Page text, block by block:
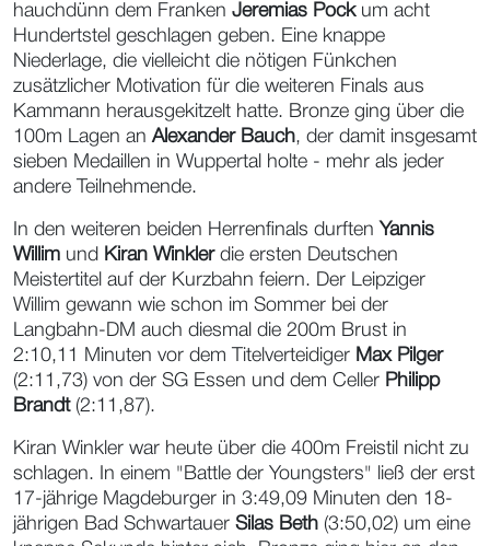
hauchdünn dem Franken Jeremias Pockum acht
Hundertstel geschlagen geben. Eine knappe
Niederlage, die vielleicht die nötigen Fünkchen
zusätzlicher Motivation für die weiteren Finals aus
Kammann herausgekitzelt hatte. Bronze ging über die
100m Lagen an Alexander Bauch, der damit insgesamt
sieben Medaillen in Wuppertal holte - mehr als jeder
andere Teilnehmende.
In den weiteren beiden Herrenfinals durften Yannis
Willim und Kiran Winklerdie ersten Deutschen
Meistertitel auf der Kurzbahn feiern. Der Leipziger
Willim gewann wie schon im Sommer bei der
Langbahn-DM auch diesmal die 200m Brust in
2:10,11 Minuten vor dem Titelverteidiger Max Pilger
(2:11,73) von der SG Essen und dem Celler Philipp
Brandt(2:11,87).
Kiran Winkler war heute über die 400m Freistil nicht zu
schlagen. In einem "Battle der Youngsters" ließ der erst
17-jährige Magdeburger in 3:49,09 Minuten den 18-
jährigen Bad Schwartauer Silas Beth (3:50,02) um eine